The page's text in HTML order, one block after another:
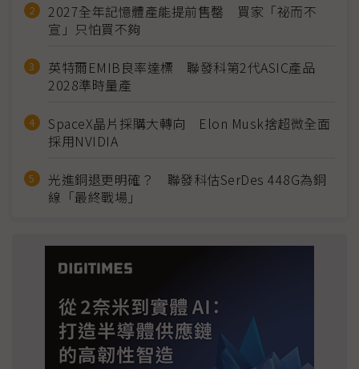
2027全年記憶體產能提前售罄 買家「祕而不
宣」只怕買不夠
英特爾EMIB良率達標 聯發科第2代ASIC產品
2028準時量產
SpaceX晶片採購大轉向 Elon Musk捨超微全面
採用NVIDIA
光進銅退更明確？ 聯發科估SerDes 448G為銅
線「最終戰場」